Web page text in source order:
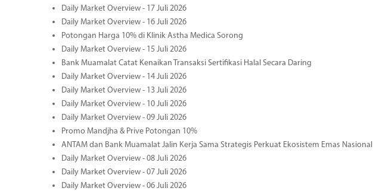
Daily Market Overview - 17 Juli 2026
Daily Market Overview - 16 Juli 2026
Potongan Harga 10% di Klinik Astha Medica Sorong
Daily Market Overview - 15 Juli 2026
Bank Muamalat Catat Kenaikan Transaksi Sertifikasi Halal Secara Daring
Daily Market Overview - 14 Juli 2026
Daily Market Overview - 13 Juli 2026
Daily Market Overview - 10 Juli 2026
Daily Market Overview - 09 Juli 2026
Promo Mandjha & Prive Potongan 10%
ANTAM dan Bank Muamalat Jalin Kerja Sama Strategis Perkuat Ekosistem Emas Nasional
Daily Market Overview - 08 Juli 2026
Daily Market Overview - 07 Juli 2026
Daily Market Overview - 06 Juli 2026